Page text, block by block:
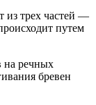
из трех частей —
путем
на речных
бревен